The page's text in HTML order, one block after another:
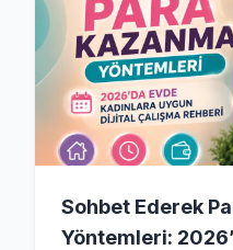
Sohbet Ederek
Yöntemleri: